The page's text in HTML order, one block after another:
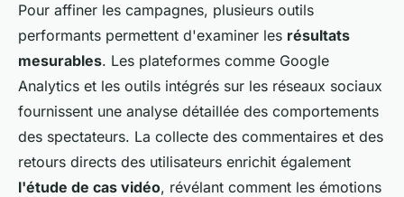
Pour affiner les campagnes, plusieurs outils
performants permettent d'examiner les résultats
mesurables. Les plateformes comme Google
Analytics et les outils intégrés sur les réseaux sociaux
fournissent une analyse détaillée des comportements
des spectateurs. La collecte des commentaires et des
retours directs des utilisateurs enrichit également
l'étude de cas vidéo, révélant comment les émotions